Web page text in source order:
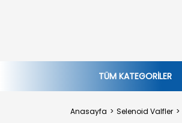
TÜM KATEGORİLER
Anasayfa Selenoid Valfler